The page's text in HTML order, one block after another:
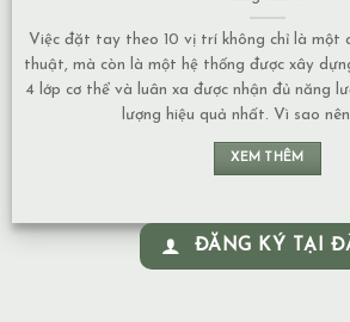
đặt tay theo 10 vị trí không chỉ là một quy
mà còn là một hệ thống được xây dựng
lớp cơ thể và luân xa được nhận đủ năng lượng
lượng hiệu quả nhất. Vì sao nên
XEM THÊM
ĐĂNG KÝ TẠI